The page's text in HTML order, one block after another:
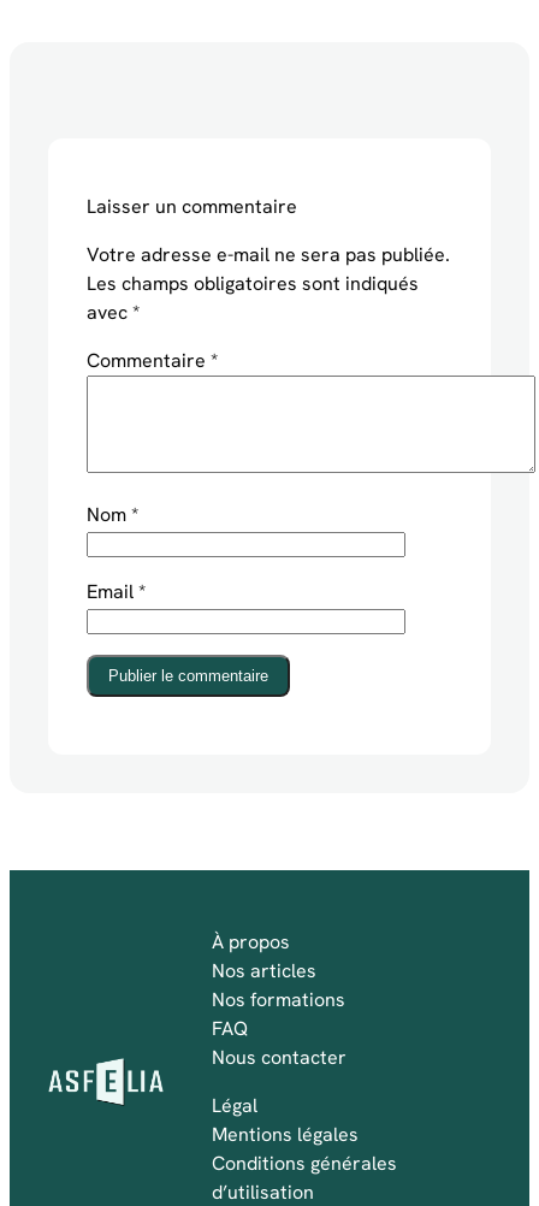
Laisser un commentaire
Votre adresse e-mail ne sera pas publiée.
Les champs obligatoires sont indiqués
avec*
Commentaire *
Nom*
Email*
Publier le commentaire
À propos
Nos articles
Nos formations
FAQ
Nous contacter
Légal
Mentions légales
Conditions générales
d’utilisation